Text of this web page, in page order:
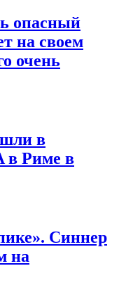
опасный
на своем
очень
в
в Риме в
Синнер
на